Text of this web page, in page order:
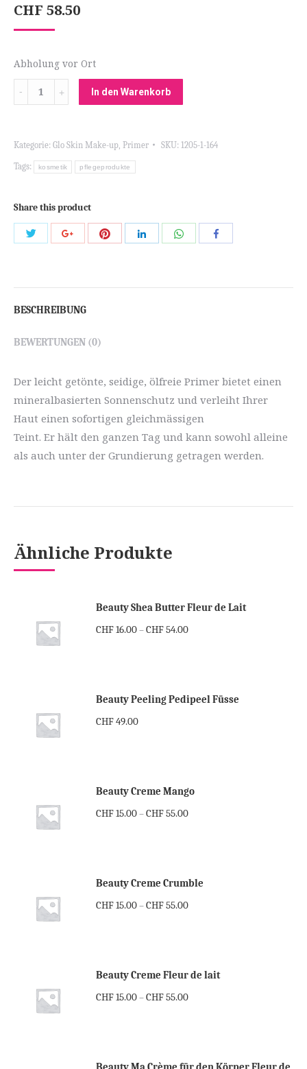
CHF 58.50
Abholung vor Ort
Menge
In den Warenkorb
Kategorie: Glo Skin Make-up Primer SKU: 1205-1-164
Tags: kosmetik pflegeprodukte
Share this product
Share
Share
Share
Share
Share
BESCHREIBUNG
BEWERTUNGEN (0)
Der leicht getönte, seidige, ölfreie Primer bietet einen
mineralbasierten Sonnenschutz und verleiht Ihrer
Haut einen sofortigen gleichmässigen
Teint. Er hält den ganzen Tag und kann sowohl alleine
als auch unter der Grundierung getragen werden.
Ähnliche Produkte
Beauty Shea Butter Fleur de Lait
CHF16.00–CHF54.00
Beauty Peeling Pedipeel Füsse
CHF49.00
Beauty Creme Mango
CHF15.00–CHF55.00
Beauty Creme Crumble
CHF15.00–CHF55.00
Beauty Creme Fleur de lait
CHF15.00–CHF55.00